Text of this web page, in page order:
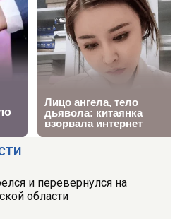
и перевернулся на
области